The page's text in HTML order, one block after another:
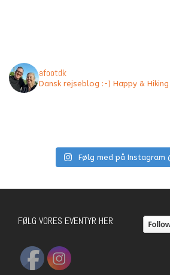
afootdk
Dansk rejseblog :-) Happy & Hiking
Følg med på Instagram
FØLG VORES EVENTYR HER